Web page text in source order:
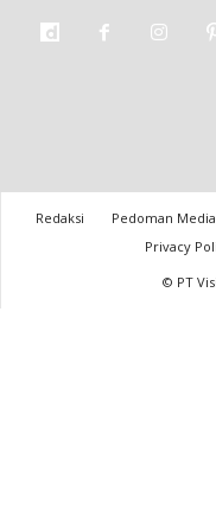
Redaksi Pedoman
Privacy
© PT